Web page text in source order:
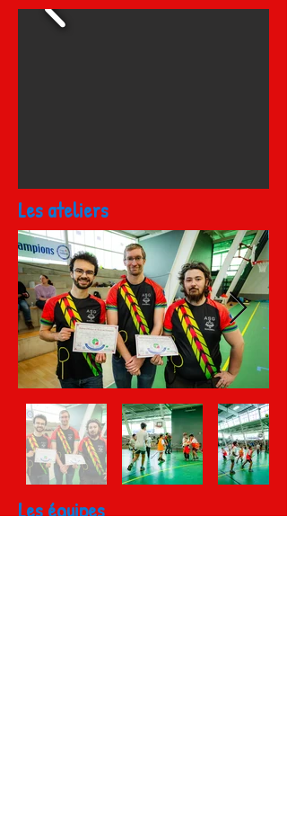
Les ateliers
Les équipes